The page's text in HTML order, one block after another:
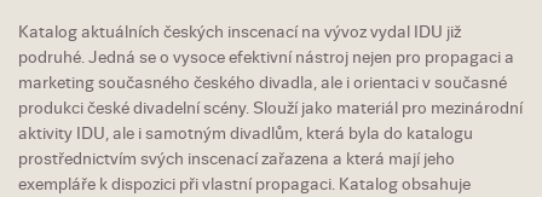
Katalog aktuálních českých inscenací na vývoz vydal IDU již
podruhé. Jedná se o vysoce efektivní nástroj nejen pro propagaci a
marketing současného českého divadla, ale i orientaci v současné
produkci české divadelní scény. Slouží jako materiál pro mezinárodní
aktivity IDU, ale i samotným divadlům, která byla do katalogu
prostřednictvím svých inscenací zařazena a která mají jeho
exempláře k dispozici při vlastní propagaci. Katalog obsahuje